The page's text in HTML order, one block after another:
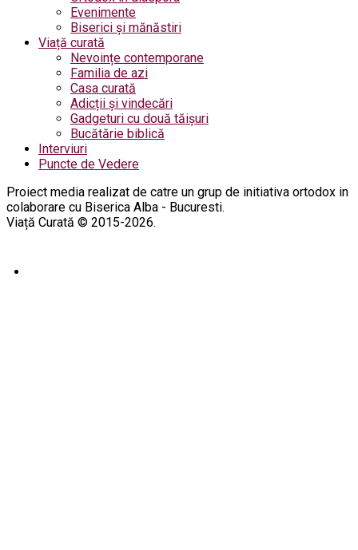
Evenimente
Biserici și mănăstiri
Viață curată
Nevoințe contemporane
Familia de azi
Casa curată
Adicții și vindecări
Gadgeturi cu două tăișuri
Bucătărie biblică
Interviuri
Puncte de Vedere
Proiect media realizat de catre un grup de initiativa ortodox in
colaborare cu Biserica Alba - Bucuresti.
Viață Curată © 2015-2026.